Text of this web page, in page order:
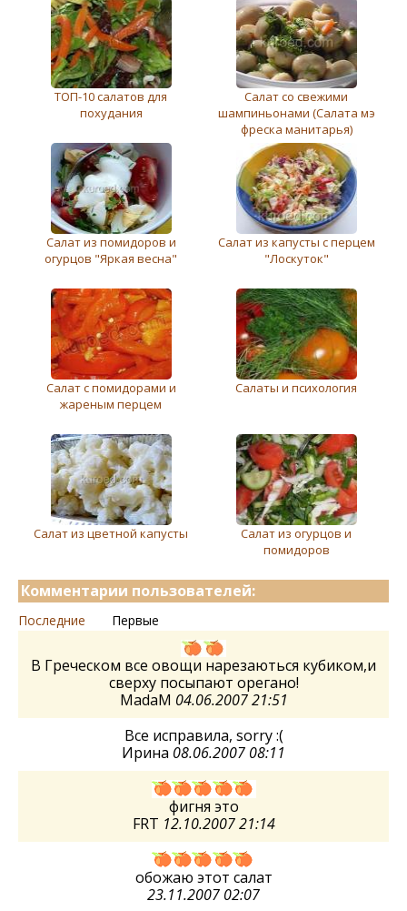
ТОП-10 салатов для
похудания
Салат со свежими
шампиньонами (Салата мэ
фреска манитарья)
Салат из помидоров и
огурцов "Яркая весна"
Салат из капусты с перцем
"Лоскуток"
Салат с помидорами и
жареным перцем
Салаты и психология
Салат из цветной капусты
Салат из огурцов и
помидоров
Комментарии пользователей:
Последние Первые
В Греческом все овощи нарезаються кубиком,и
сверху посыпают орегано!
MadaM 04.06.2007 21:51
Все исправила, sorry :(
Ирина 08.06.2007 08:11
фигня это
FRT 12.10.2007 21:14
обожаю этот салат
23.11.2007 02:07